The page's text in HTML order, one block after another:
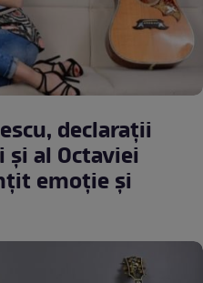
declaraţii
al Octaviei
emoţie şi